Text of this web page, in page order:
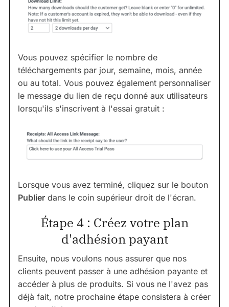
Vous pouvez spécifier le nombre de
téléchargements par jour, semaine, mois, année
ou au total. Vous pouvez également personnaliser
le message du lien de reçu donné aux utilisateurs
lorsqu'ils s'inscrivent à l'essai gratuit :
Lorsque vous avez terminé, cliquez sur le bouton
Publier dans le coin supérieur droit de l'écran.
Étape 4 : Créez votre plan
d'adhésion payant
Ensuite, nous voulons nous assurer que nos
clients peuvent passer à une adhésion payante et
accéder à plus de produits. Si vous ne l'avez pas
déjà fait, notre prochaine étape consistera à créer